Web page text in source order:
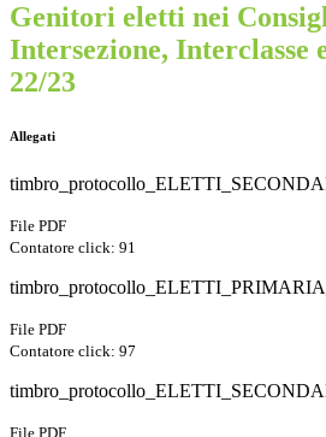
Genitori eletti nei
Intersezione, Interclasse
22/23
Allegati
File PDF
Contatore click: 91
File PDF
Contatore click: 97
File PDF